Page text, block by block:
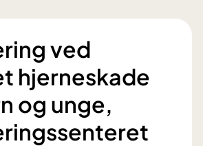
ved
hjerneskade
og unge,